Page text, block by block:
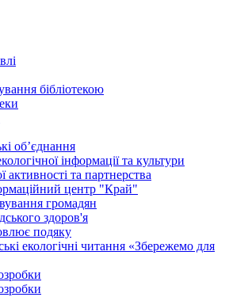
бібліотекою
об’єднання
інформації та культури
активності та партнерства
центр "Край"
громадян
здоров'я
подяку
екологічні читання «Збережемо для